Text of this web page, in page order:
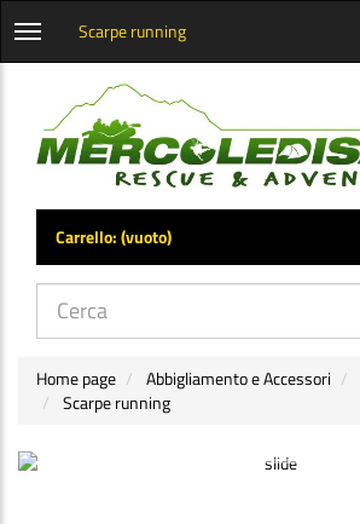
Apri
categorie
Scarpe running
Carrello:(vuoto)
Home page Abbigliamento e Accessori
Scarpe running